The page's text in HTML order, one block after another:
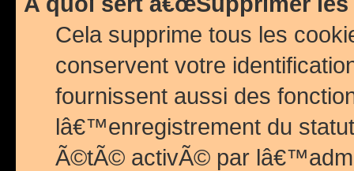
Cela supprime tous les
conservent votre
fournissent aussi des
lâ€™enregistrement du
Ã©tÃ© activÃ© par